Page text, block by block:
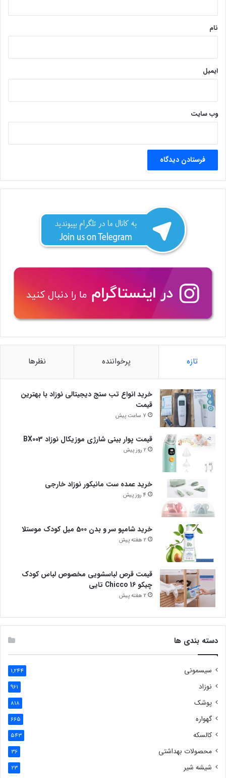
نام
ایمیل
وب‌ سایت
تازه پرخواننده نظرها
خرید انواع تب سنج دیجیتالی نوزاد با بهترین
قیمت
7 ساعت پیش
قیمت پوار بینی شارژی موزیکال نوزاد BX003
2 روز پیش
خرید عمده ست مانیکور نوزاد خارجی
4 روز پیش
خرید شامپو سر و بدن 500 میل کودک موستلا
2 هفته پیش
قیمت قرص لباسشویی مخصوص لباس کودک
چیکو Chicco 16 تایی
2 هفته پیش
دسته بندی ها
سیسمونی 1,244
نوزاد 961
پوشک 818
گهواره 665
کالسکه 543
محصولات بهداشتی 36
شیشه شیر 23